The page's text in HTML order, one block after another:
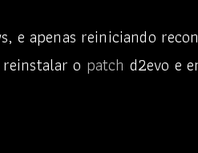
e apenas reiniciando
o patch d2evo e